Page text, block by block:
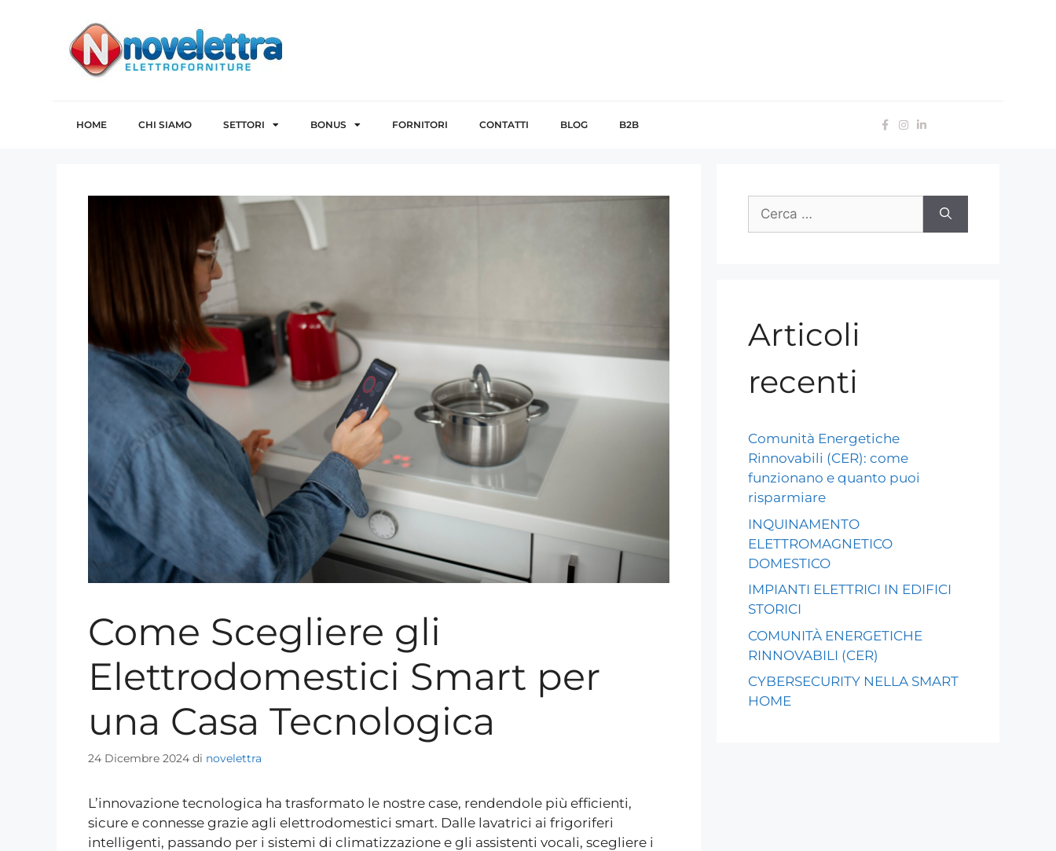
HOME CHI SIAMO SETTORI BONUS FORNITORI CONTATTI BLOG B2B
Come Scegliere gli
Elettrodomestici Smart per
una Casa Tecnologica
24 Dicembre 2024 di novelettra
L’innovazione tecnologica ha trasformato le nostre case, rendendole più efficienti,
sicure e connesse grazie agli elettrodomestici smart. Dalle lavatrici ai frigoriferi
intelligenti, passando per i sistemi di climatizzazione e gli assistenti vocali, scegliere i
Articoli
recenti
Comunità Energetiche
Rinnovabili (CER): come
funzionano e quanto puoi
risparmiare
INQUINAMENTO
ELETTROMAGNETICO
DOMESTICO
IMPIANTI ELETTRICI IN EDIFICI
STORICI
COMUNITÀ ENERGETICHE
RINNOVABILI (CER)
CYBERSECURITY NELLA SMART
HOME